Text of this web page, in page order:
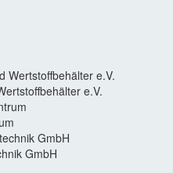
e.V.
GmbH